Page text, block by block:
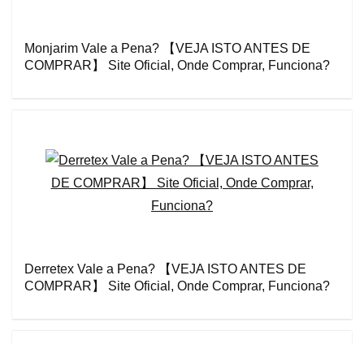
Monjarim Vale a Pena? 【VEJA ISTO ANTES DE
COMPRAR】 Site Oficial, Onde Comprar, Funciona?
Derretex Vale a Pena? 【VEJA ISTO ANTES DE
COMPRAR】 Site Oficial, Onde Comprar, Funciona?